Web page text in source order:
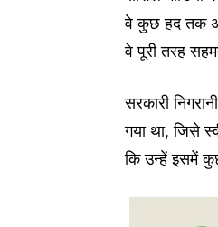
वे कुछ हद तक
वे पूरी तरह
सरकारी
गया था, जिसे
कि उन्हें इसमें